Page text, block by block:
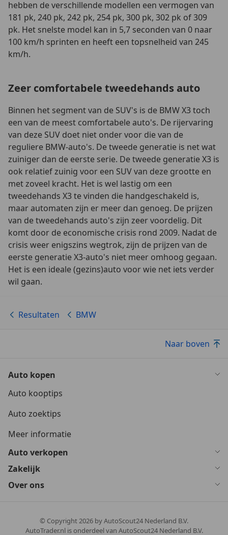
hebben de verschillende modellen een vermogen van
181 pk, 240 pk, 242 pk, 254 pk, 300 pk, 302 pk of 309
pk. Het snelste model kan in 5,7 seconden van 0 naar
100 km/h sprinten en heeft een topsnelheid van 245
km/h.
Zeer comfortabele tweedehands auto
Binnen het segment van de SUV's is de BMW X3 toch
een van de meest comfortabele auto's. De rijervaring
van deze SUV doet niet onder voor die van de
reguliere BMW-auto's. De tweede generatie is net wat
zuiniger dan de eerste serie. De tweede generatie X3 is
ook relatief zuinig voor een SUV van deze grootte en
met zoveel kracht. Het is wel lastig om een
tweedehands X3 te vinden die handgeschakeld is,
maar automaten zijn er meer dan genoeg. De prijzen
van de tweedehands auto's zijn zeer voordelig. Dit
komt door de economische crisis rond 2009. Nadat de
crisis weer enigszins wegtrok, zijn de prijzen van de
eerste generatie X3-auto's niet meer omhoog gegaan.
Het is een ideale (gezins)auto voor wie net iets verder
wil gaan.
Resultaten BMW
Naar boven
Auto kopen
Auto kooptips
Auto zoektips
Meer informatie
Auto verkopen
Zakelijk
Over ons
© Copyright2026 by AutoScout24 Nederland B.V.
AutoTrader.nl is onderdeel van AutoScout24 Nederland B.V.